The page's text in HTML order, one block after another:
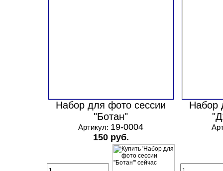
Набор для фото сессии
"Ботан"
Артикул: 19-0004
150 руб.
Набор